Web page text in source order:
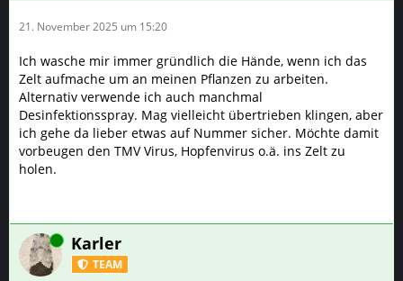
21. November 2025 um 15:20
Ich wasche mir immer gründlich die Hände, wenn ich das
Zelt aufmache um an meinen Pflanzen zu arbeiten.
Alternativ verwende ich auch manchmal
Desinfektionsspray. Mag vielleicht übertrieben klingen, aber
ich gehe da lieber etwas auf Nummer sicher. Möchte damit
vorbeugen den TMV Virus, Hopfenvirus o.ä. ins Zelt zu
holen.
Online Karler
TEAM